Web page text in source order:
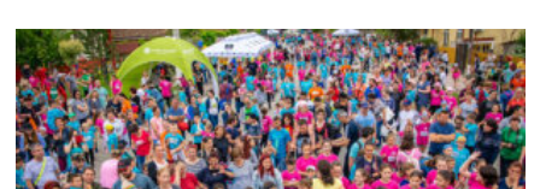
să
vă
păzească
și
să
sporească
binele”
Veste
EXCELENTĂ
pentru
Liceul
Teoretic
Callatis:
A